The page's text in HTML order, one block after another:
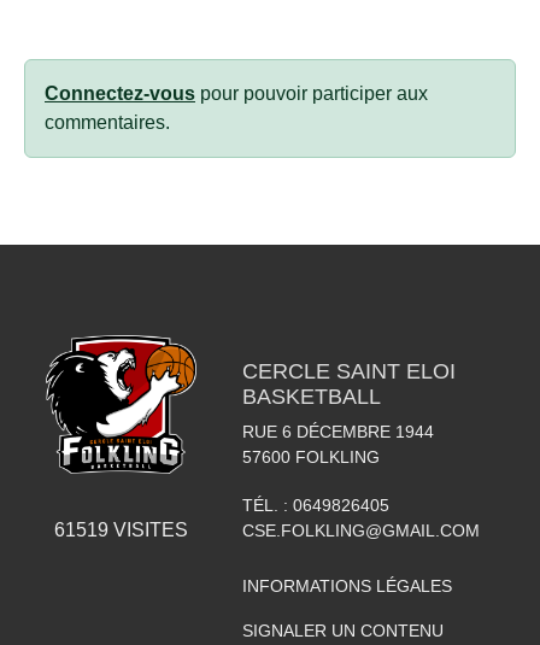
Connectez-vous pour pouvoir participer aux
commentaires.
61519 VISITES
CERCLE SAINT ELOI
BASKETBALL
RUE 6 DÉCEMBRE 1944
57600 FOLKLING
TÉL. : 0649826405
CSE.FOLKLING@GMAIL.COM
INFORMATIONS LÉGALES
SIGNALER UN CONTENU